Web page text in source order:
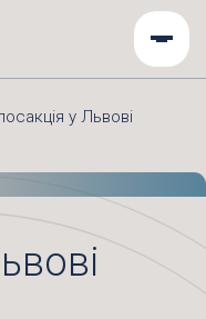
у Львові